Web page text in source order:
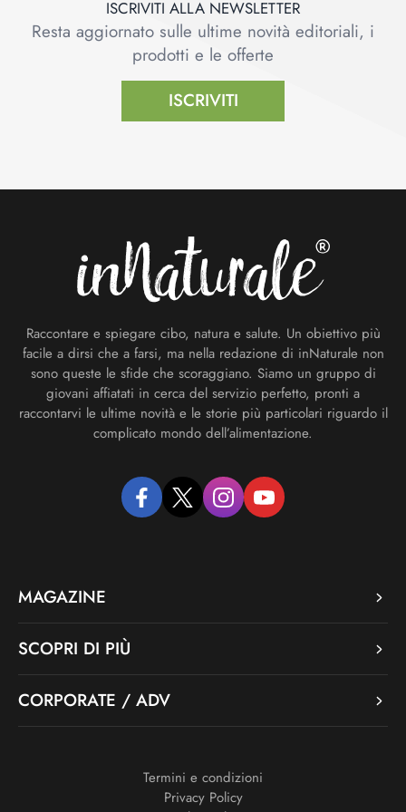
ISCRIVITI ALLA NEWSLETTER
Resta aggiornato sulle ultime novità editoriali, i
prodotti e le offerte
ISCRIVITI
Raccontare e spiegare cibo, natura e salute. Un obiettivo più
facile a dirsi che a farsi, ma nella redazione di inNaturale non
sono queste le sfide che scoraggiano. Siamo un gruppo di
giovani affiatati in cerca del servizio perfetto, pronti a
raccontarvi le ultime novità e le storie più particolari riguardo il
complicato mondo dell’alimentazione.
facebooktwitter instagramyoutube
MAGAZINE
SCOPRI DI PIÙ
CORPORATE / ADV
Termini e condizioni
Privacy Policy